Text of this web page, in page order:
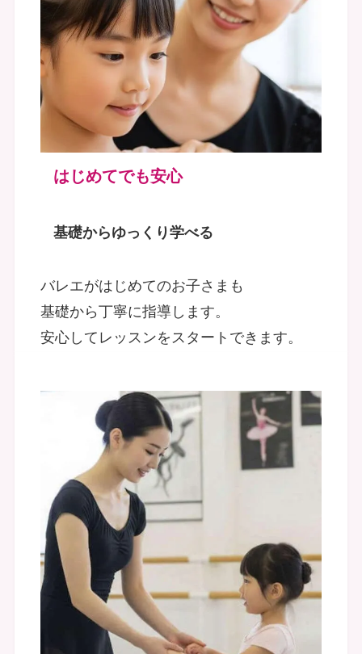
はじめてでも安心
基礎からゆっくり学べる
バレエがはじめてのお子さまも
基礎から丁寧に指導します。
安心してレッスンをスタートできます。